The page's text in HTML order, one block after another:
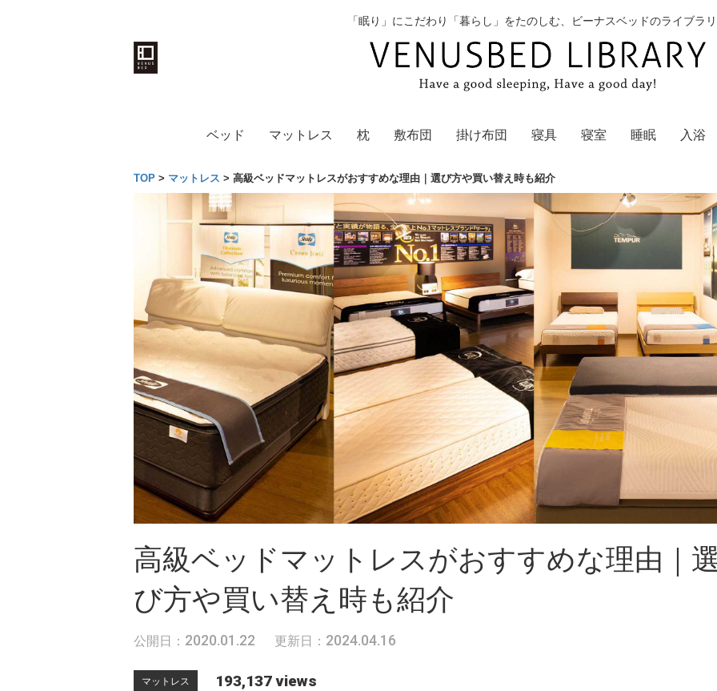
「眠り」にこだわり「暮らし」をたのしむ、ビーナスベッドのライブラ
ベッド マットレス 枕 敷布団 掛け布団 寝具 寝室 睡眠 入浴
TOP > マットレス > 高級ベッドマットレスがおすすめな理由｜選び方や買い替え時も紹介
高級ベッドマットレスがおすすめな理由｜
び方や買い替え時も紹介
公開日： 2020.01.22 更新日： 2024.04.16
マットレス 193,137 views